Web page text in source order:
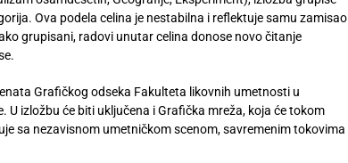
Ova podela celina je nestabilna i reflektuje samu zamisao
grupisani, radovi unutar celina donose novo čitanje
Grafičkog odseka Fakulteta likovnih umetnosti u
izložbu će biti uključena i Grafička mreža, koja će tokom
sa nezavisnom umetničkom scenom, savremenim tokovima